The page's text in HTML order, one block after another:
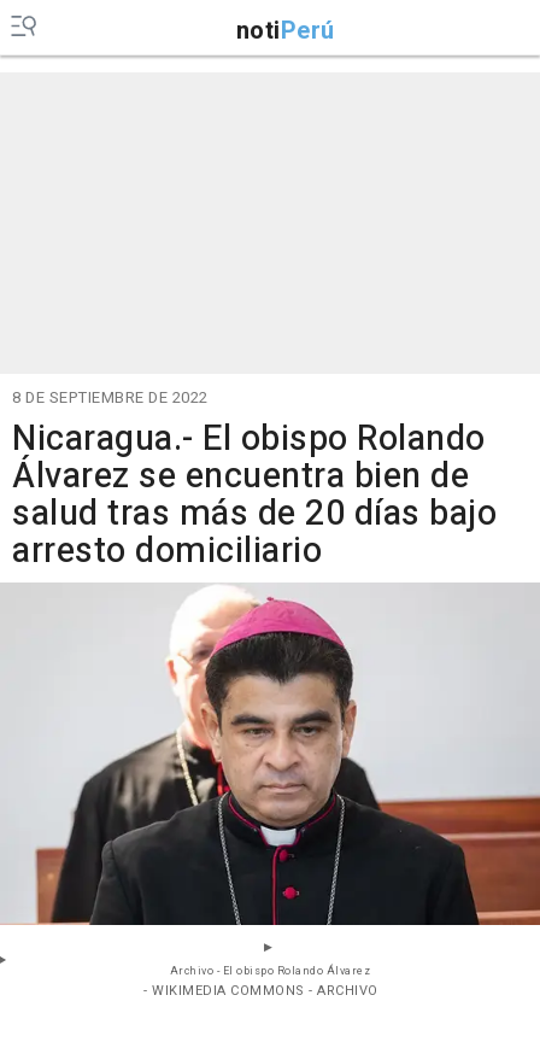
notiPerú
8 DE SEPTIEMBRE DE 2022
Nicaragua.- El obispo Rolando
Álvarez se encuentra bien de
salud tras más de 20 días bajo
arresto domiciliario
Archivo - El obispo Rolando Álvarez
- WIKIMEDIA COMMONS - ARCHIVO